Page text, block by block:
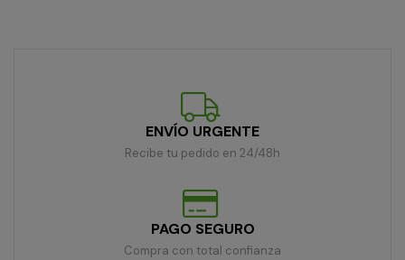
ENVÍO URGENTE
Recibe tu pedido en 24/48h
PAGO SEGURO
Compra con total confianza